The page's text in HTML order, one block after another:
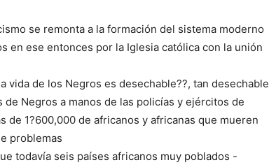
se remonta a la formación del sistema moderno
en ese entonces por la Iglesia católica con la unión
vida de los Negros es desechable??, tan desechable
Negros a manos de las policías y ejércitos de
de 1?600,000 de africanos y africanas que mueren
problemas
todavía seis países africanos muy poblados -